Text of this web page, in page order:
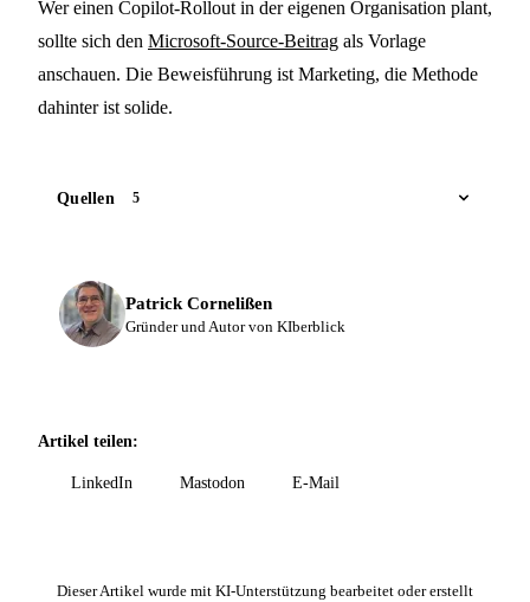
Wer einen Copilot-Rollout in der eigenen Organisation plant,
sollte sich den Microsoft-Source-Beitrag als Vorlage
anschauen. Die Beweisführung ist Marketing, die Methode
dahinter ist solide.
Quellen 5
Patrick Cornelißen
Gründer und Autor von KIberblick
Artikel teilen:
LinkedIn Mastodon E-Mail
Dieser Artikel wurde mit KI-Unterstützung bearbeitet oder erstellt